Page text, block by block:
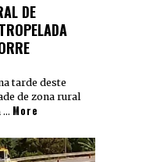
DE
tarde deste
de zona rural
… More